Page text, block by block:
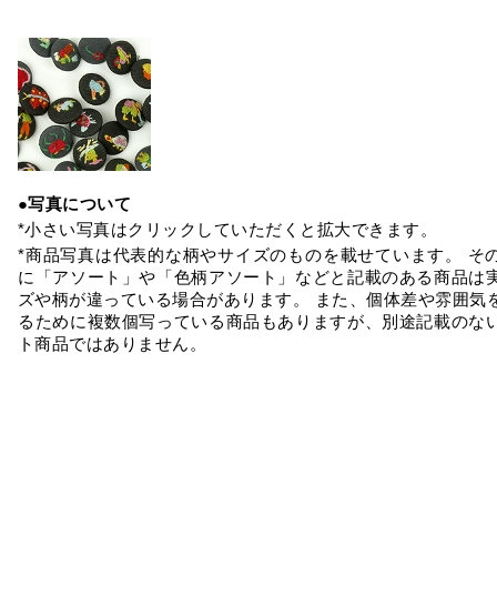
●写真について
*小さい写真はクリックしていただくと拡大できます。
*商品写真は代表的な柄やサイズのものを載せています。 そ
に「アソート」や「色柄アソート」などと記載のある商品は
ズや柄が違っている場合があります。 また、個体差や雰囲気
るために複数個写っている商品もありますが、別途記載のな
ト商品ではありません。